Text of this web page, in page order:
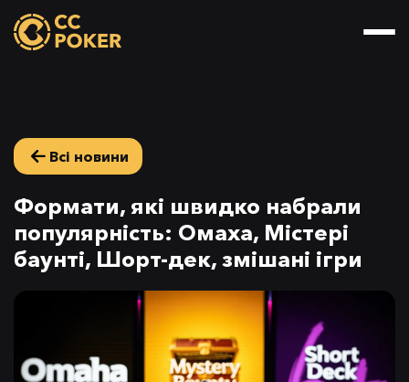
Всі новини
Формати, які швидко набрали
популярність: Омаха, Містері
баунті, Шорт-дек, змішані ігри